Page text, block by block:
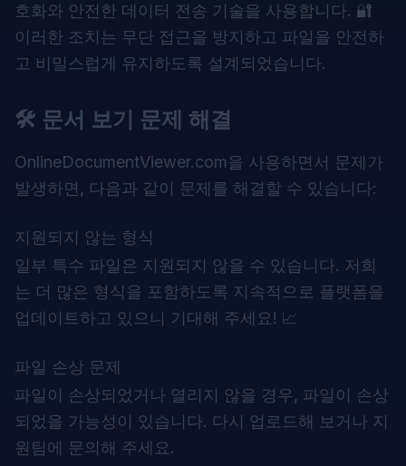
호화와 안전한 데이터 전송 기술을 사용합니다. 🔐
이러한 조치는 무단 접근을 방지하고 파일을 안전하
고 비밀스럽게 유지하도록 설계되었습니다.
🛠️ 문서 보기 문제 해결
OnlineDocumentViewer.com을 사용하면서 문제가
발생하면, 다음과 같이 문제를 해결할 수 있습니다:
지원되지 않는 형식
일부 특수 파일은 지원되지 않을 수 있습니다. 저희
는 더 많은 형식을 포함하도록 지속적으로 플랫폼을
업데이트하고 있으니 기대해 주세요! 📈
파일 손상 문제
파일이 손상되었거나 열리지 않을 경우, 파일이 손상
되었을 가능성이 있습니다. 다시 업로드해 보거나 지
원팀에 문의해 주세요.